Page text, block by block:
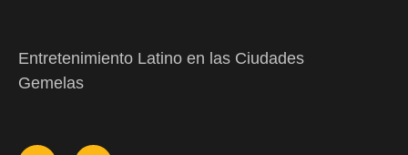
Entretenimiento Latino en las Ciudades
Gemelas